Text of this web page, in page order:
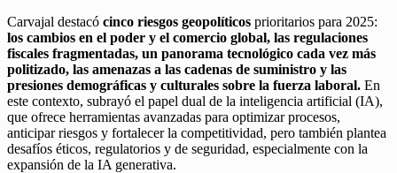
Carvajal destacó cinco riesgos geopolíticos prioritarios para 2025:
los cambios en el poder y el comercio global, las regulaciones
fiscales fragmentadas, un panorama tecnológico cada vez más
politizado, las amenazas a las cadenas de suministro y las
presiones demográficas y culturales sobre la fuerza laboral. En
este contexto, subrayó el papel dual de la inteligencia artificial (IA),
que ofrece herramientas avanzadas para optimizar procesos,
anticipar riesgos y fortalecer la competitividad, pero también plantea
desafíos éticos, regulatorios y de seguridad, especialmente con la
expansión de la IA generativa.